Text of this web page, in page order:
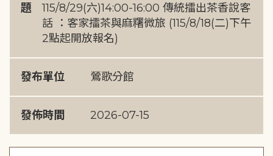
題
115/8/29(六)14:00-16:00 傳統擂出茶香說客
話 ：客家擂茶與麻糬微旅 (115/8/18(二)下午
2點起開放報名)
發布單位 鶯歌分館
發佈時間 2026-07-15